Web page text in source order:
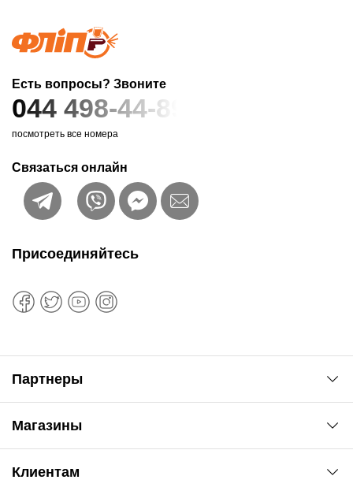
Есть вопросы? Звоните
044 498-44-89
посмотреть все номера
Связаться онлайн
Магазины
ул. Рабочая, 2-а
Клиентам
Присоединяйтесь
Партнеры
Сервис колористам